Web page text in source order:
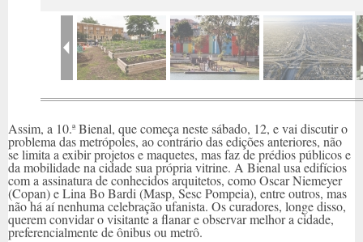
Assim, a 10.ª Bienal, que começa neste sábado, 12, e vai discutir o
problema das metrópoles, ao contrário das edições anteriores, não
se limita a exibir projetos e maquetes, mas faz de prédios públicos e
da mobilidade na cidade sua própria vitrine. A Bienal usa edifícios
com a assinatura de conhecidos arquitetos, como Oscar Niemeyer
(Copan) e Lina Bo Bardi (Masp, Sesc Pompeia), entre outros, mas
não há aí nenhuma celebração ufanista. Os curadores, longe disso,
querem convidar o visitante a flanar e observar melhor a cidade,
preferencialmente de ônibus ou metrô.